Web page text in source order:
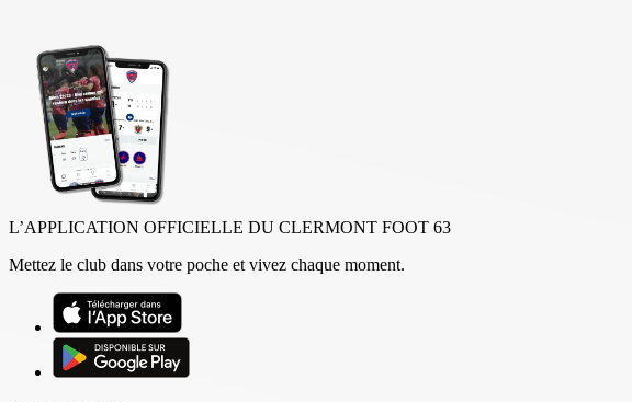
L’APPLICATION OFFICIELLE DU CLERMONT FOOT 63
Mettez le club dans votre poche et vivez chaque moment.